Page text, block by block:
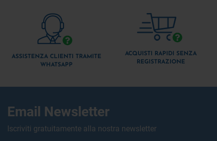
ASSISTENZA CLIENTI TRAMITE
WHATSAPP
ACQUISTI RAPIDI SENZA
REGISTRAZIONE
Email Newsletter
Iscriviti gratuitamente alla nostra newsletter